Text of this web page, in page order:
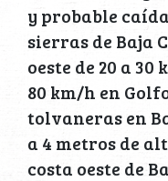
y probable
sierras de Baja
oeste de 20 a
80 km/h en
tolvaneras en
a 4 metros de
costa oeste de